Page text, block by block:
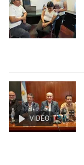
VIDEO